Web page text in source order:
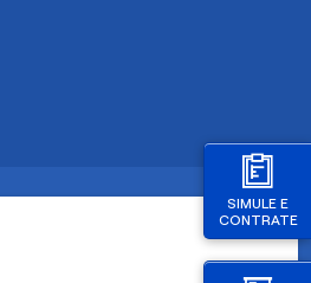
SIMULE E
CONTRATE